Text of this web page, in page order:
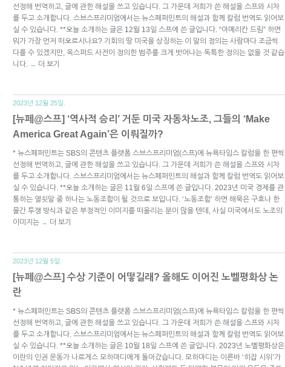
선정해 번역하고, 글에 관한 해설을 쓰고 있습니다. 그 가운데 저희가 쓴 해설을 스프와 시차
를 두고 소개합니다. 스브스프리미엄에서는 뉴스페퍼민트의 해설과 함께 칼럼 번역도 읽어보
실 수 있습니다. **오늘 소개하는 글은 12월 13일 스프에 쓴 글입니다. “아메리칸 드림” 하면
뭐가 가장 먼저 떠오르시나요? 기회의 땅 미국을 상징하는 이 말의 정의는 사람마다 조금씩
다를 수 있겠지만, 옥스퍼드 사전이 정의한 범주를 크게 벗어나는 독특한 정의는 없을 것 같습
니다. → 더 보기
2023년 12월 25일.
[뉴페@스프] ‘역사적 승리’ 거둔 미국 자동차노조, 그들의 ‘Make
America Great Again’은 이뤄질까?
* 뉴스페퍼민트는 SBS의 콘텐츠 플랫폼 스브스프리미엄(스프)에 뉴욕타임스 칼럼을 한 편씩
선정해 번역하고, 글에 관한 해설을 쓰고 있습니다. 그 가운데 저희가 쓴 해설을 스프와 시차
를 두고 소개합니다. 스브스프리미엄에서는 뉴스페퍼민트의 해설과 함께 칼럼 번역도 읽어보
실 수 있습니다. **오늘 소개하는 글은 11월 6일 스프에 쓴 글입니다. 2023년 미국 경제를 관
통하는 열쇳말 중 하나는 노동조합이 될 것으로 보입니다. ‘노동조합’ 하면 해묵은 구호나 한
물간 투쟁 방식과 같은 부정적인 이미지를 떠올리는 분이 많을 텐데, 사실 미국에서도 노조의
이미지는 → 더 보기
2023년 12월 5일.
[뉴페@스프] 수상 기준이 어떻길래? 올해도 이어진 노벨평화상 논
란
* 뉴스페퍼민트는 SBS의 콘텐츠 플랫폼 스브스프리미엄(스프)에 뉴욕타임스 칼럼을 한 편씩
선정해 번역하고, 글에 관한 해설을 쓰고 있습니다. 그 가운데 저희가 쓴 해설을 스프와 시차
를 두고 소개합니다. 스브스프리미엄에서는 뉴스페퍼민트의 해설과 함께 칼럼 번역도 읽어보
실 수 있습니다. **오늘 소개하는 글은 10월 18일 스프에 쓴 글입니다. 2023년 노벨평화상은
이란의 인권 운동가 나르게스 모하마디에게 돌아갔습니다. 모하마디는 이른바 ‘히잡 시위’가